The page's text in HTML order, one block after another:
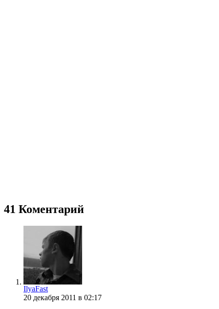
41 Коментарий
IlyaFast
20 декабря 2011 в 02:17